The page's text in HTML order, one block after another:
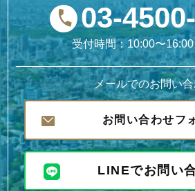
03-
受付時間：10:00〜
メールでのお問い
お問い合わせフ
LINEでお問い